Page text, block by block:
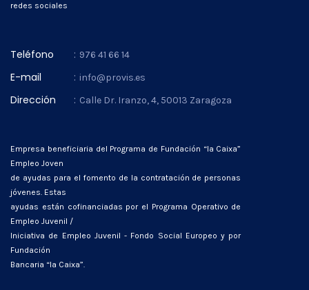
redes sociales
Teléfono : 976 41 66 14
E-mail : info@provis.es
Dirección : Calle Dr. Iranzo, 4, 50013 Zaragoza
Empresa beneficiaria del Programa de Fundación “la Caixa”
Empleo Joven
de ayudas para el fomento de la contratación de personas
jóvenes. Estas
ayudas están cofinanciadas por el Programa Operativo de
Empleo Juvenil /
Iniciativa de Empleo Juvenil - Fondo Social Europeo y por
Fundación
Bancaria “la Caixa”.